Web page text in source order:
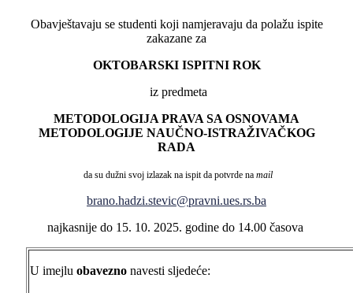
Obavještavaju se studenti koji namjeravaju da polažu ispite
zakazane za
OKTOBARSKI ISPITNI ROK
iz predmeta
METODOLOGIJA PRAVA SA OSNOVAMA
METODOLOGIJE NAUČNO-ISTRAŽIVAČKOG
RADA
da su dužni svoj izlazak na ispit da potvrde na mail
brano.hadzi.stevic@pravni.ues.rs.ba
najkasnije do 15. 10. 2025. godine do 14.00 časova
U imejlu obavezno navesti sljedeće: